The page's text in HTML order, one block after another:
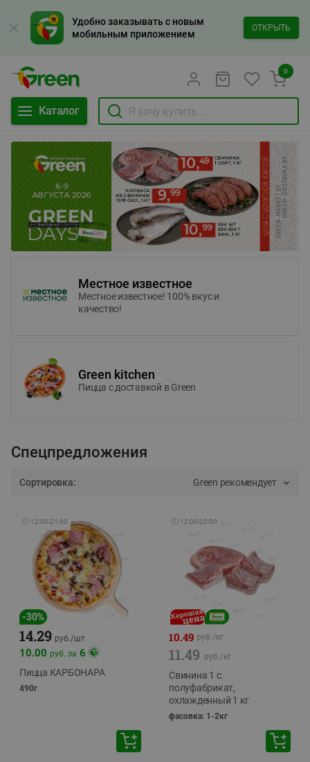
Удобно заказывать с новым
мобильным приложением
ОТКРЫТЬ
Каталог
0
Местное известное
Местное известное! 100% вкус и
качество!
Green kitchen
Пицца c доставкой в Green
Спецпредложения
Сортировка: Green рекомендует
🕘 12:00-21:00
-30%
14.29 руб./шт
10.00 руб. за 6
Пицца КАРБОНАРА
490г
🕘 12:00-20:00
10.49 руб./кг
11.49 руб./кг
Свинина 1 с.
полуфабрикат,
охлажденный 1 кг
фасовка: 1-2кг